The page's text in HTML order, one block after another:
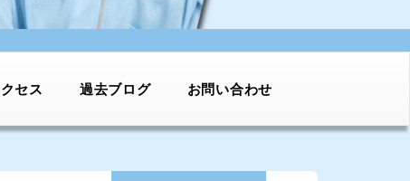
セス 過去ブログ お問い合わせ